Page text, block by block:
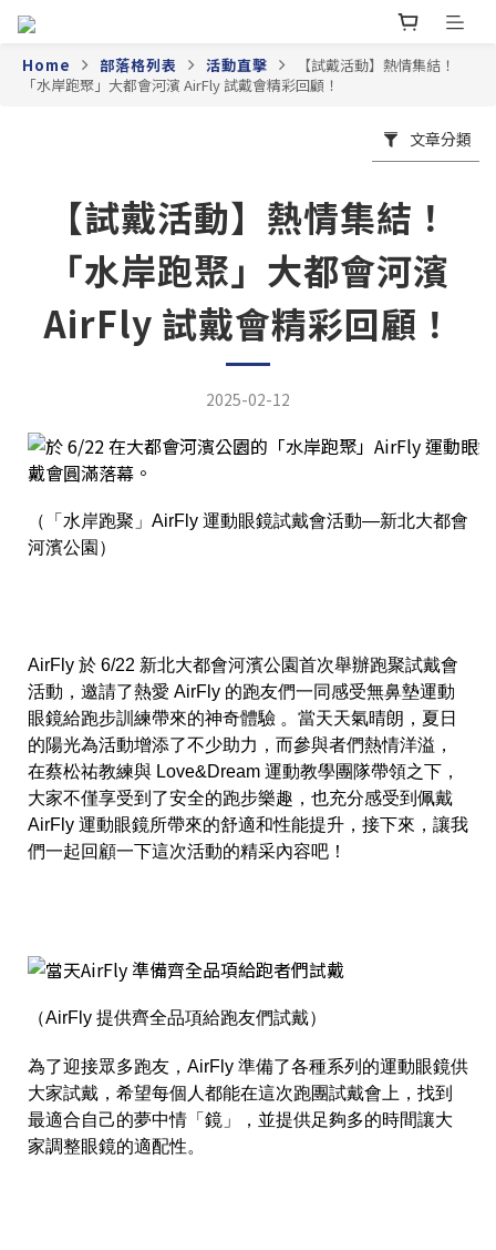
Home 部落格列表 活動直擊
【試戴活動】熱情集結！
「水岸跑聚」大都會河濱 AirFly 試戴會精彩回顧！
文章分類
【試戴活動】熱情集結！
「水岸跑聚」大都會河濱
AirFly 試戴會精彩回顧！
2025-02-12
（「水岸跑聚」AirFly 運動眼鏡試戴會活動—新北大都會
河濱公園）
AirFly 於 6/22 新北大都會河濱公園首次舉辦跑聚試戴會
活動，邀請了熱愛 AirFly 的跑友們一同感受無鼻墊運動
眼鏡給跑步訓練帶來的神奇體驗 。當天天氣晴朗，夏日
的陽光為活動增添了不少助力，而參與者們熱情洋溢，
在蔡松祐教練與 Love&Dream 運動教學團隊帶領之下，
大家不僅享受到了安全的跑步樂趣，也充分感受到佩戴
AirFly 運動眼鏡所帶來的舒適和性能提升，接下來，讓我
們一起回顧一下這次活動的精采內容吧！
（AirFly 提供齊全品項給跑友們試戴）
為了迎接眾多跑友，AirFly 準備了各種系列的運動眼鏡供
大家試戴，希望每個人都能在這次跑團試戴會 上，找到
最適合自己的夢中情「鏡」，並提供足夠多的時間讓大
家調整眼鏡的適配性。